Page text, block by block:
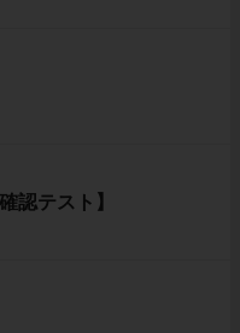
認テスト】